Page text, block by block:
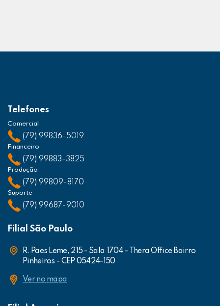
Telefones
Comercial
(79) 99836-5019
Financeiro
(79) 99883-3825
Produção
(79) 99809-8170
Suporte
(79) 99687-9010
Filial São Paulo
R. Paes Leme, 215 - Sala 1704 - Thera Office Bairro
Pinheiros - CEP 05424-150
Ver no mapa